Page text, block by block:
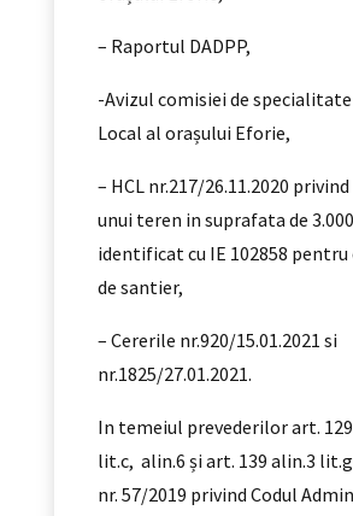
– Raportul DADPP,
-Avizul comisiei de
Local al orașului Eforie,
– HCL nr.217/26.11.2020
unui teren in suprafata de
identificat cu IE 102858
de santier,
– Cererile nr.920/15.01.2021 si
nr.1825/27.01.2021.
In temeiul prevederilor art.
lit.c, alin.6 și art. 139 alin.3 lit.g
nr. 57/2019 privind Codul